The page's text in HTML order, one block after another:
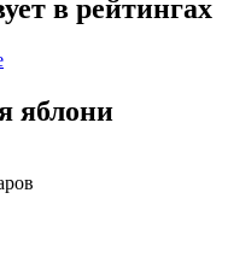
в рейтингах
яблони